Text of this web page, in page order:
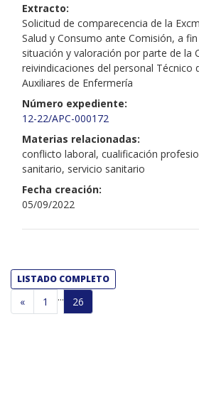
Extracto:
Solicitud de comparecencia de la
Salud y Consumo ante Comisión, a
situación y valoración por parte de la
reivindicaciones del personal Técnico
Auxiliares de Enfermería
Número expediente:
12-22/APC-000172
Materias relacionadas:
conflicto laboral, cualificación
sanitario, servicio sanitario
Fecha creación:
05/09/2022
LISTADO COMPLETO
« 1 ... 26